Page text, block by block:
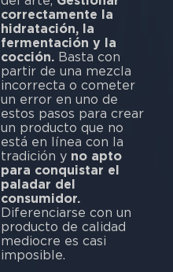
correctamente la
hidratación, la
fermentación y la
cocción.Basta con
partir de una mezcla
incorrecta o cometer
un error en uno de
estos pasos para crear
un producto que no
está en línea con la
tradición y no apto
para conquistar el
paladar del
consumidor.
Diferenciarse con un
producto de calidad
mediocre es casi
imposible.